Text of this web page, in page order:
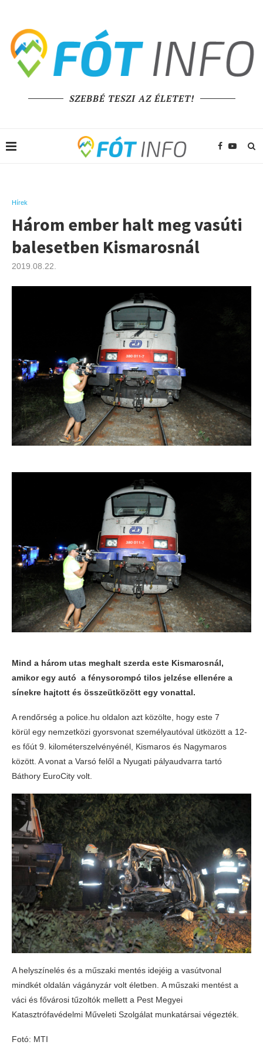
SZEBBÉ TESZI AZ ÉLETET!
Hírek
Három ember halt meg vasúti
balesetben Kismarosnál
2019.08.22.
Mind a három utas meghalt szerda este Kismarosnál,
amikor egy autó a fénysorompó tilos jelzése ellenére a
sínekre hajtott és összeütközött egy vonattal.
A rendőrség a police.hu oldalon azt közölte, hogy este 7
körül egy nemzetközi gyorsvonat személyautóval ütközött a 12-
es főút 9. kilométerszelvényénél, Kismaros és Nagymaros
között. A vonat a Varsó felől a Nyugati pályaudvarra tartó
Báthory EuroCity volt.
A helyszínelés és a műszaki mentés idejéig a vasútvonal
mindkét oldalán vágányzár volt életben. A műszaki mentést a
váci és fővárosi tűzoltók mellett a Pest Megyei
Katasztrófavédelmi Műveleti Szolgálat munkatársai végezték.
Fotó: MTI